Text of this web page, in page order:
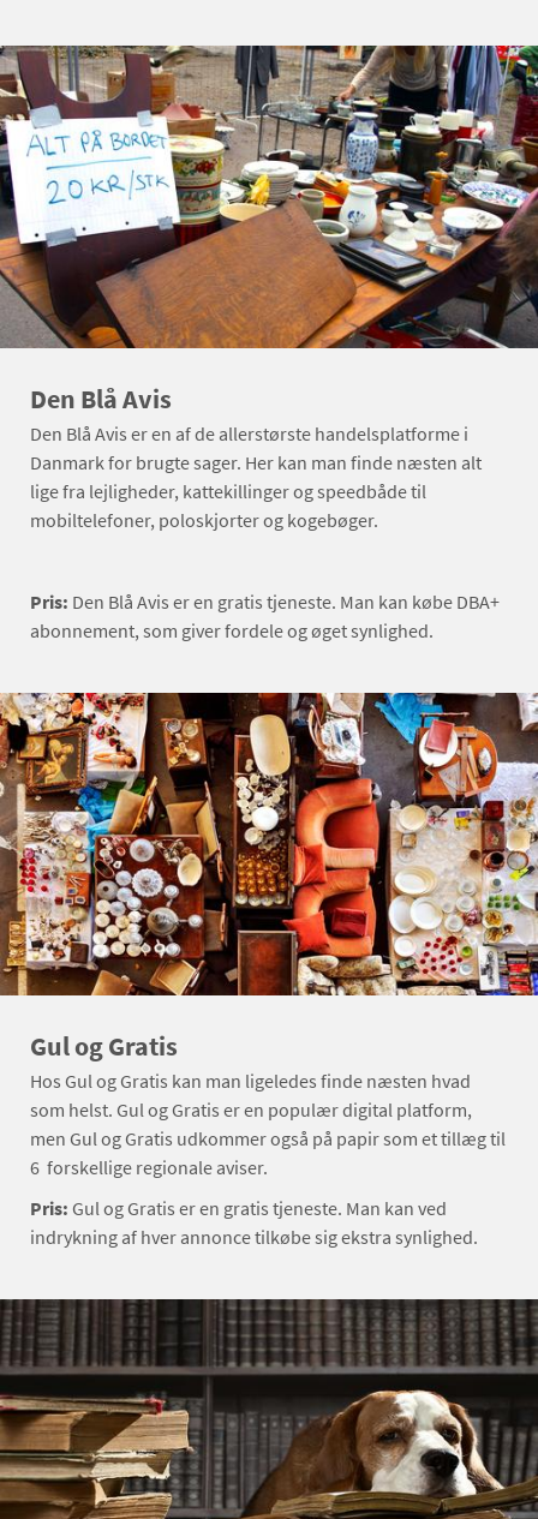
Den Blå Avis
Den Blå Avis er en af de allerstørste handelsplatforme i
Danmark for brugte sager. Her kan man finde næsten alt
lige fra lejligheder, kattekillinger og speedbåde til
mobiltelefoner, poloskjorter og kogebøger.
Pris: Den Blå Avis er en gratis tjeneste. Man kan købe DBA+
abonnement, som giver fordele og øget synlighed.
Gul og Gratis
Hos Gul og Gratis kan man ligeledes finde næsten hvad
som helst. Gul og Gratis er en populær digital platform,
men Gul og Gratis udkommer også på papir som et tillæg til
6 forskellige regionale aviser.
Pris: Gul og Gratis er en gratis tjeneste. Man kan ved
indrykning af hver annonce tilkøbe sig ekstra synlighed.